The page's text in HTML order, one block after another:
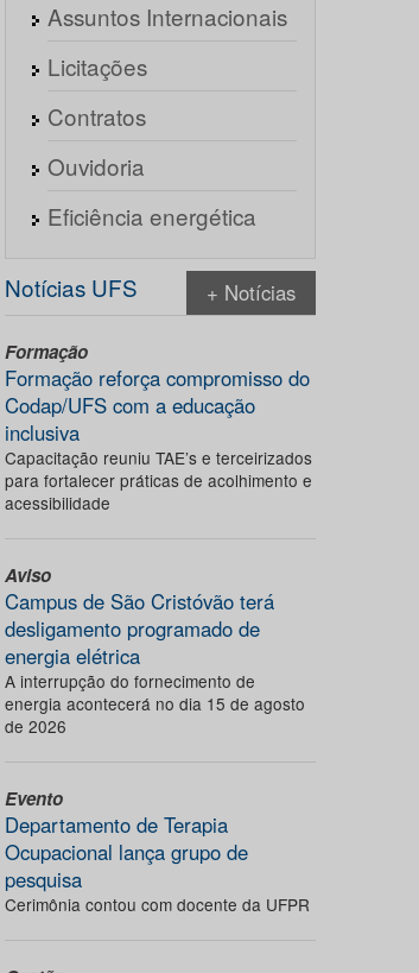
Assuntos Internacionais
Licitações
Contratos
Ouvidoria
Eficiência energética
Notícias UFS + Notícias
Formação
Formação reforça compromisso do
Codap/UFS com a educação
inclusiva
Capacitação reuniu TAE’s e terceirizados
para fortalecer práticas de acolhimento e
acessibilidade
Aviso
Campus de São Cristóvão terá
desligamento programado de
energia elétrica
A interrupção do fornecimento de
energia acontecerá no dia 15 de agosto
de 2026
Evento
Departamento de Terapia
Ocupacional lança grupo de
pesquisa
Cerimônia contou com docente da UFPR